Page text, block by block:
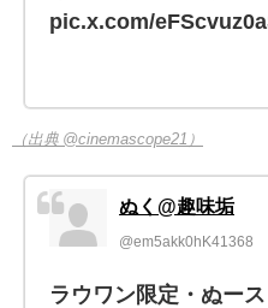
pic.x.com/
（出典 @cinemascope21）
ぬく@趣味垢
@em5akk0hK41368
ラウワン限定・ぬー